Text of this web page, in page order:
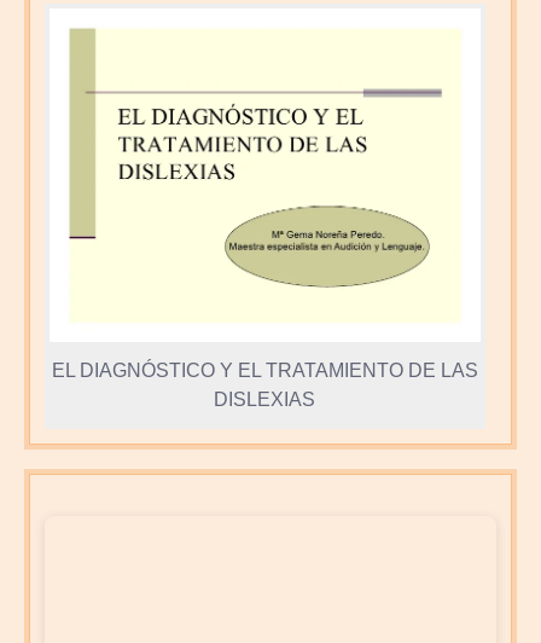
EL DIAGNÓSTICO Y EL TRATAMIENTO DE LAS
DISLEXIAS